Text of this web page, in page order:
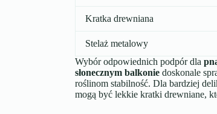
Kratka drewniana
Stelaż metalowy
Wybór odpowiednich podpór dla
słonecznym balkoniedoskonale
roślinom stabilność. Dla bardziej
mogą być lekkie kratki drewniane,